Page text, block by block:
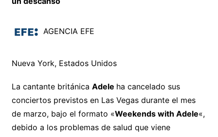
AGENCIA EFE
Nueva York, Estados Unidos
La cantante británica Adele ha cancelado sus
conciertos previstos en Las Vegas durante el mes
de marzo, bajo el formato «Weekends with Adele«,
debido a los problemas de salud que viene